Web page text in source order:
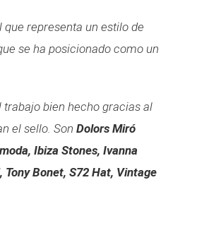
representa un estilo de
se ha posicionado como un
bien hecho gracias al
el sello. Son Dolors Miró
Ibiza Stones, Ivanna
Bonet, S72 Hat, Vintage